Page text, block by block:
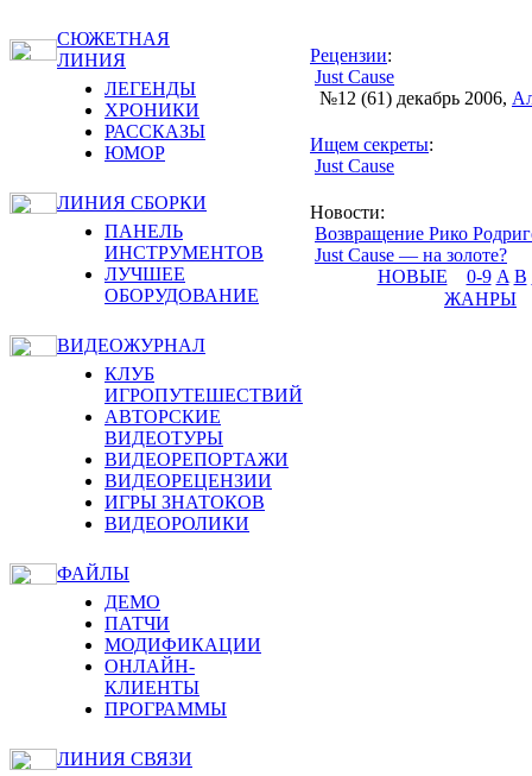
СЮЖЕТНАЯ
ЛИНИЯ
ЛЕГЕНДЫ
ХРОНИКИ
РАССКАЗЫ
ЮМОР
ЛИНИЯ СБОРКИ
ПАНЕЛЬ
ИНСТРУМЕНТОВ
ЛУЧШЕЕ
ОБОРУДОВАНИЕ
ВИДЕОЖУРНАЛ
КЛУБ
ИГРОПУТЕШЕСТВИЙ
АВТОРСКИЕ
ВИДЕОТУРЫ
ВИДЕОРЕПОРТАЖИ
ВИДЕОРЕЦЕНЗИИ
ИГРЫ ЗНАТОКОВ
ВИДЕОРОЛИКИ
ФАЙЛЫ
ДЕМО
ПАТЧИ
МОДИФИКАЦИИ
ОНЛАЙН-
КЛИЕНТЫ
ПРОГРАММЫ
ЛИНИЯ СВЯЗИ
Рецензии:
Just Cause
№12 (61) декабрь 2006,
Ищем секреты:
Just Cause
Новости:
Возвращение Рико
Just Cause — на золоте?
НОВЫЕ
0-9 A B
ЖАНРЫ